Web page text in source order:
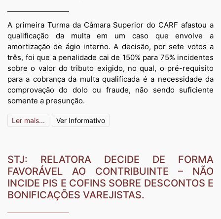
A primeira Turma da Câmara Superior do CARF afastou a
qualificação da multa em um caso que envolve a
amortização de ágio interno. A decisão, por sete votos a
três, foi que a penalidade cai de 150% para 75% incidentes
sobre o valor do tributo exigido, no qual, o pré-requisito
para a cobrança da multa qualificada é a necessidade da
comprovação do dolo ou fraude, não sendo suficiente
somente a presunção.
Ler mais... Ver Informativo
STJ: RELATORA DECIDE DE FORMA
FAVORÁVEL AO CONTRIBUINTE – NÃO
INCIDE PIS E COFINS SOBRE DESCONTOS E
BONIFICAÇÕES VAREJISTAS.